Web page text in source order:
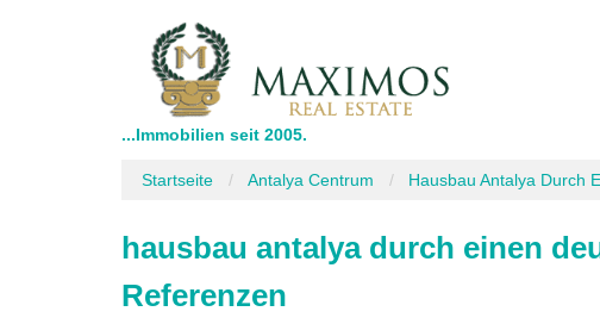
...Immobilien seit 2005.
Startseite Antalya Centrum Hausbau Antalya Durch
hausbau antalya durch einen
Referenzen